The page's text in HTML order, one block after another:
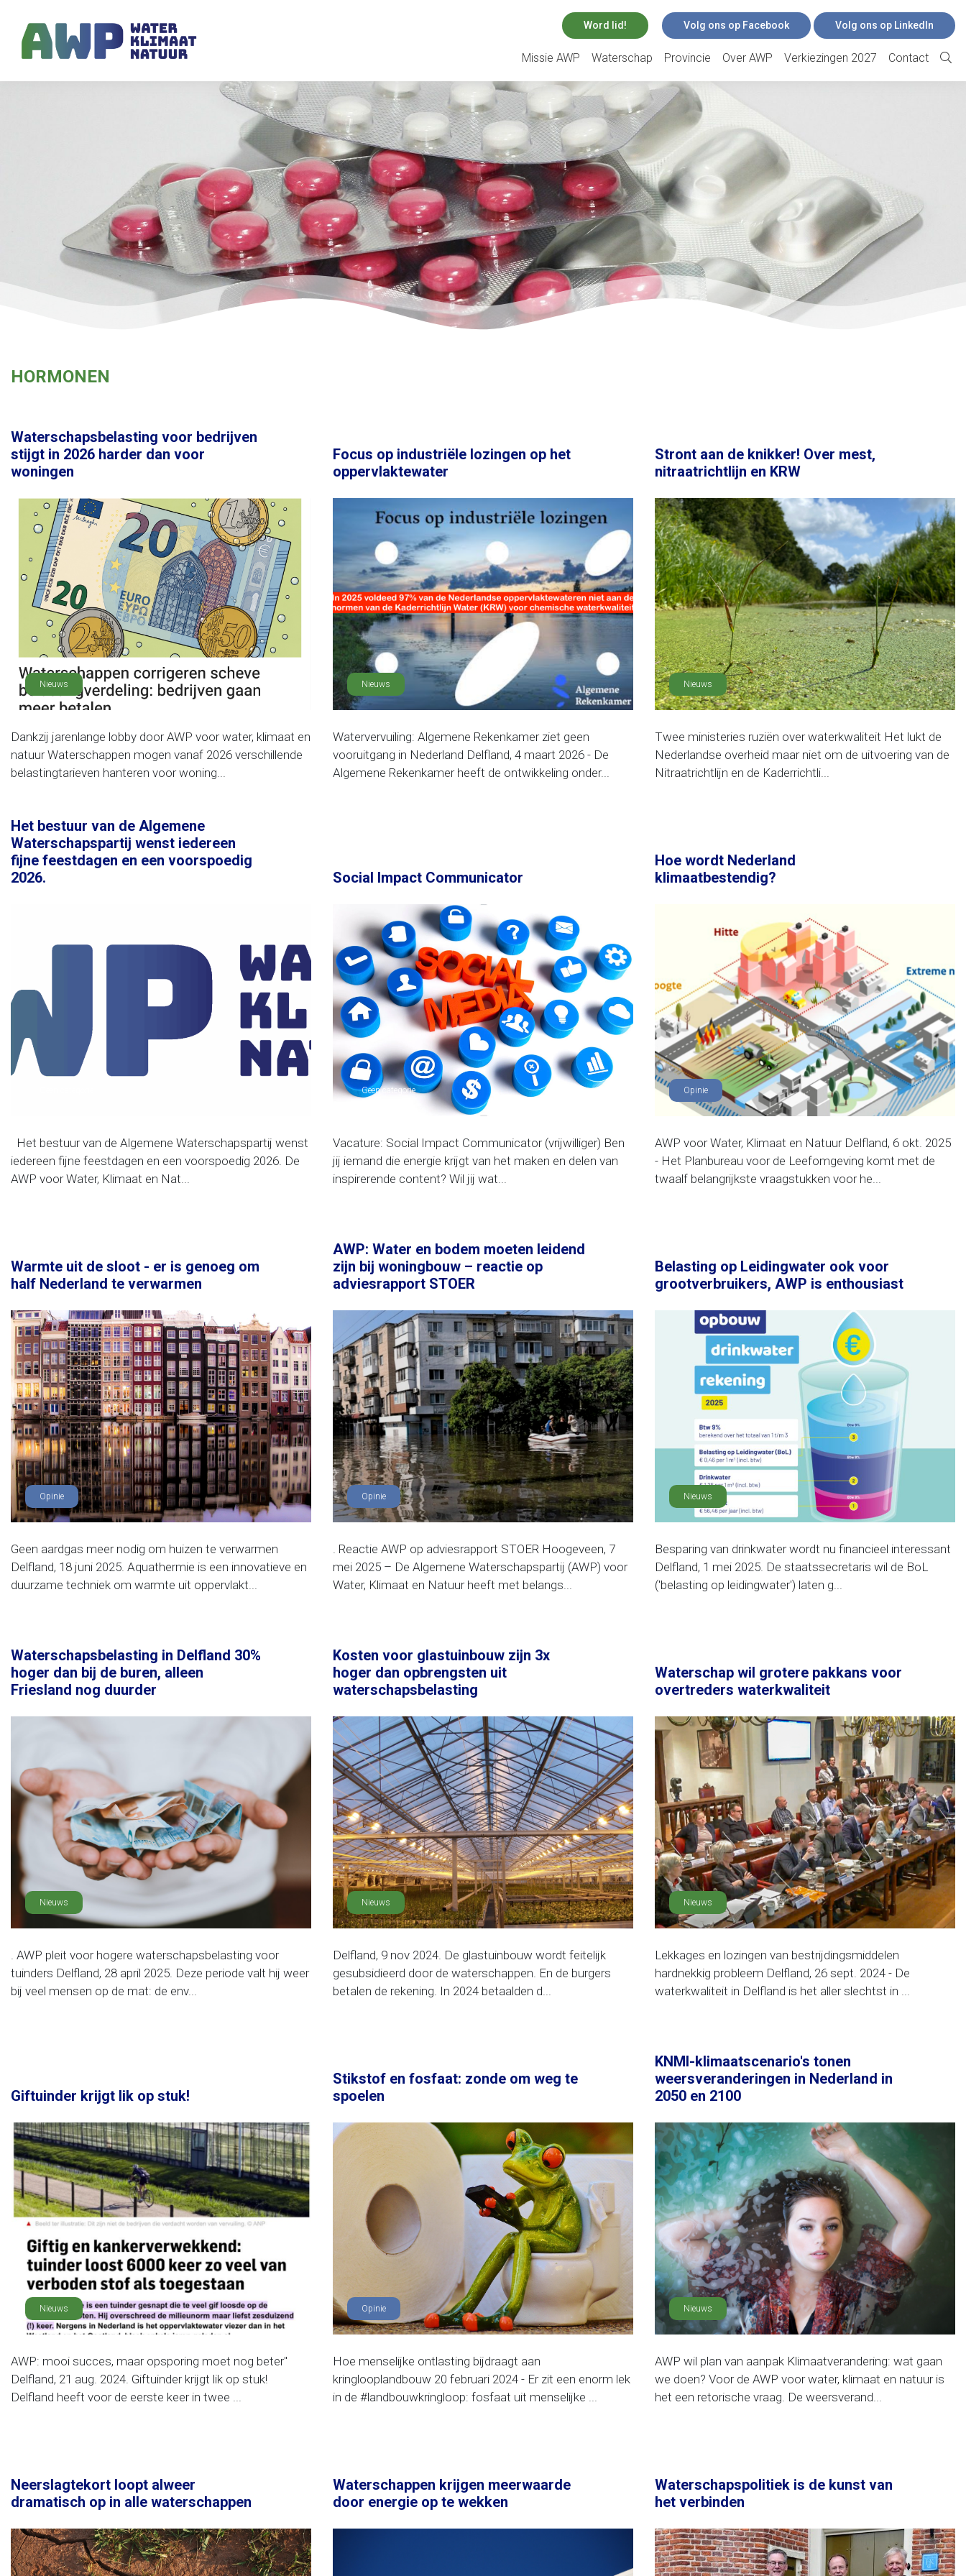
Word lid! Volg ons op Facebook Volg ons op LinkedIn
Missie AWP Waterschap Provincie Over AWP Verkiezingen 2027 Contact
HORMONEN
Waterschapsbelasting voor bedrijven
stijgt in 2026 harder dan voor
woningen
Nieuws
Dankzij jarenlange lobby door AWP voor water, klimaat en
natuur Waterschappen mogen vanaf 2026 verschillende
belastingtarieven hanteren voor woning...
Focus op industriële lozingen op het
oppervlaktewater
Nieuws
Watervervuiling: Algemene Rekenkamer ziet geen
vooruitgang in Nederland Delfland, 4 maart 2026 - De
Algemene Rekenkamer heeft de ontwikkeling onder...
Stront aan de knikker! Over mest,
nitraatrichtlijn en KRW
Nieuws
Twee ministeries ruziën over waterkwaliteit Het lukt de
Nederlandse overheid maar niet om de uitvoering van de
Nitraatrichtlijn en de Kaderrichtli...
Het bestuur van de Algemene
Waterschapspartij wenst iedereen
fijne feestdagen en een voorspoedig
2026.
Het bestuur van de Algemene Waterschapspartij wenst
iedereen fijne feestdagen en een voorspoedig 2026. De
AWP voor Water, Klimaat en Nat...
Social Impact Communicator
Geen categorie
Vacature: Social Impact Communicator (vrijwilliger) Ben
jij iemand die energie krijgt van het maken en delen van
inspirerende content? Wil jij wat...
Hoe wordt Nederland
klimaatbestendig?
Opinie
AWP voor Water, Klimaat en Natuur Delfland, 6 okt. 2025
- Het Planbureau voor de Leefomgeving komt met de
twaalf belangrijkste vraagstukken voor he...
Warmte uit de sloot - er is genoeg om
half Nederland te verwarmen
Opinie
Geen aardgas meer nodig om huizen te verwarmen
Delfland, 18 juni 2025. Aquathermie is een innovatieve en
duurzame techniek om warmte uit oppervlakt...
AWP: Water en bodem moeten leidend
zijn bij woningbouw – reactie op
adviesrapport STOER
Opinie
. Reactie AWP op adviesrapport STOER Hoogeveen, 7
mei 2025 – De Algemene Waterschapspartij (AWP) voor
Water, Klimaat en Natuur heeft met belangs...
Belasting op Leidingwater ook voor
grootverbruikers, AWP is enthousiast
Nieuws
Besparing van drinkwater wordt nu financieel interessant
Delfland, 1 mei 2025. De staatssecretaris wil de BoL
('belasting op leidingwater') laten g...
Waterschapsbelasting in Delfland 30%
hoger dan bij de buren, alleen
Friesland nog duurder
Nieuws
. AWP pleit voor hogere waterschapsbelasting voor
tuinders Delfland, 28 april 2025. Deze periode valt hij weer
bij veel mensen op de mat: de env...
Kosten voor glastuinbouw zijn 3x
hoger dan opbrengsten uit
waterschapsbelasting
Nieuws
Delfland, 9 nov 2024. De glastuinbouw wordt feitelijk
gesubsidieerd door de waterschappen. En de burgers
betalen de rekening. In 2024 betaalden d...
Waterschap wil grotere pakkans voor
overtreders waterkwaliteit
Nieuws
Lekkages en lozingen van bestrijdingsmiddelen
hardnekkig probleem Delfland, 26 sept. 2024 - De
waterkwaliteit in Delfland is het aller slechtst in ...
Giftuinder krijgt lik op stuk!
Nieuws
AWP: mooi succes, maar opsporing moet nog beter"
Delfland, 21 aug. 2024. Giftuinder krijgt lik op stuk!
Delfland heeft voor de eerste keer in twee ...
Stikstof en fosfaat: zonde om weg te
spoelen
Opinie
Hoe menselijke ontlasting bijdraagt aan
kringlooplandbouw 20 februari 2024 - Er zit een enorm lek
in de #landbouwkringloop: fosfaat uit menselijke ...
KNMI-klimaatscenario's tonen
weersveranderingen in Nederland in
2050 en 2100
Nieuws
AWP wil plan van aanpak Klimaatverandering: wat gaan
we doen? Voor de AWP voor water, klimaat en natuur is
het een retorische vraag. De weersverand...
Neerslagtekort loopt alweer
dramatisch op in alle waterschappen
Waterschappen krijgen meerwaarde
door energie op te wekken
Waterschapspolitiek is de kunst van
het verbinden